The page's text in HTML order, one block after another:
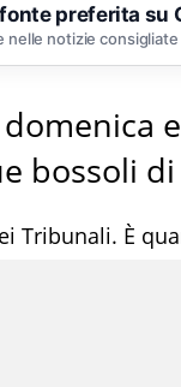
preferita su
nelle notizie consigliate
bossoli
Tribunali. È